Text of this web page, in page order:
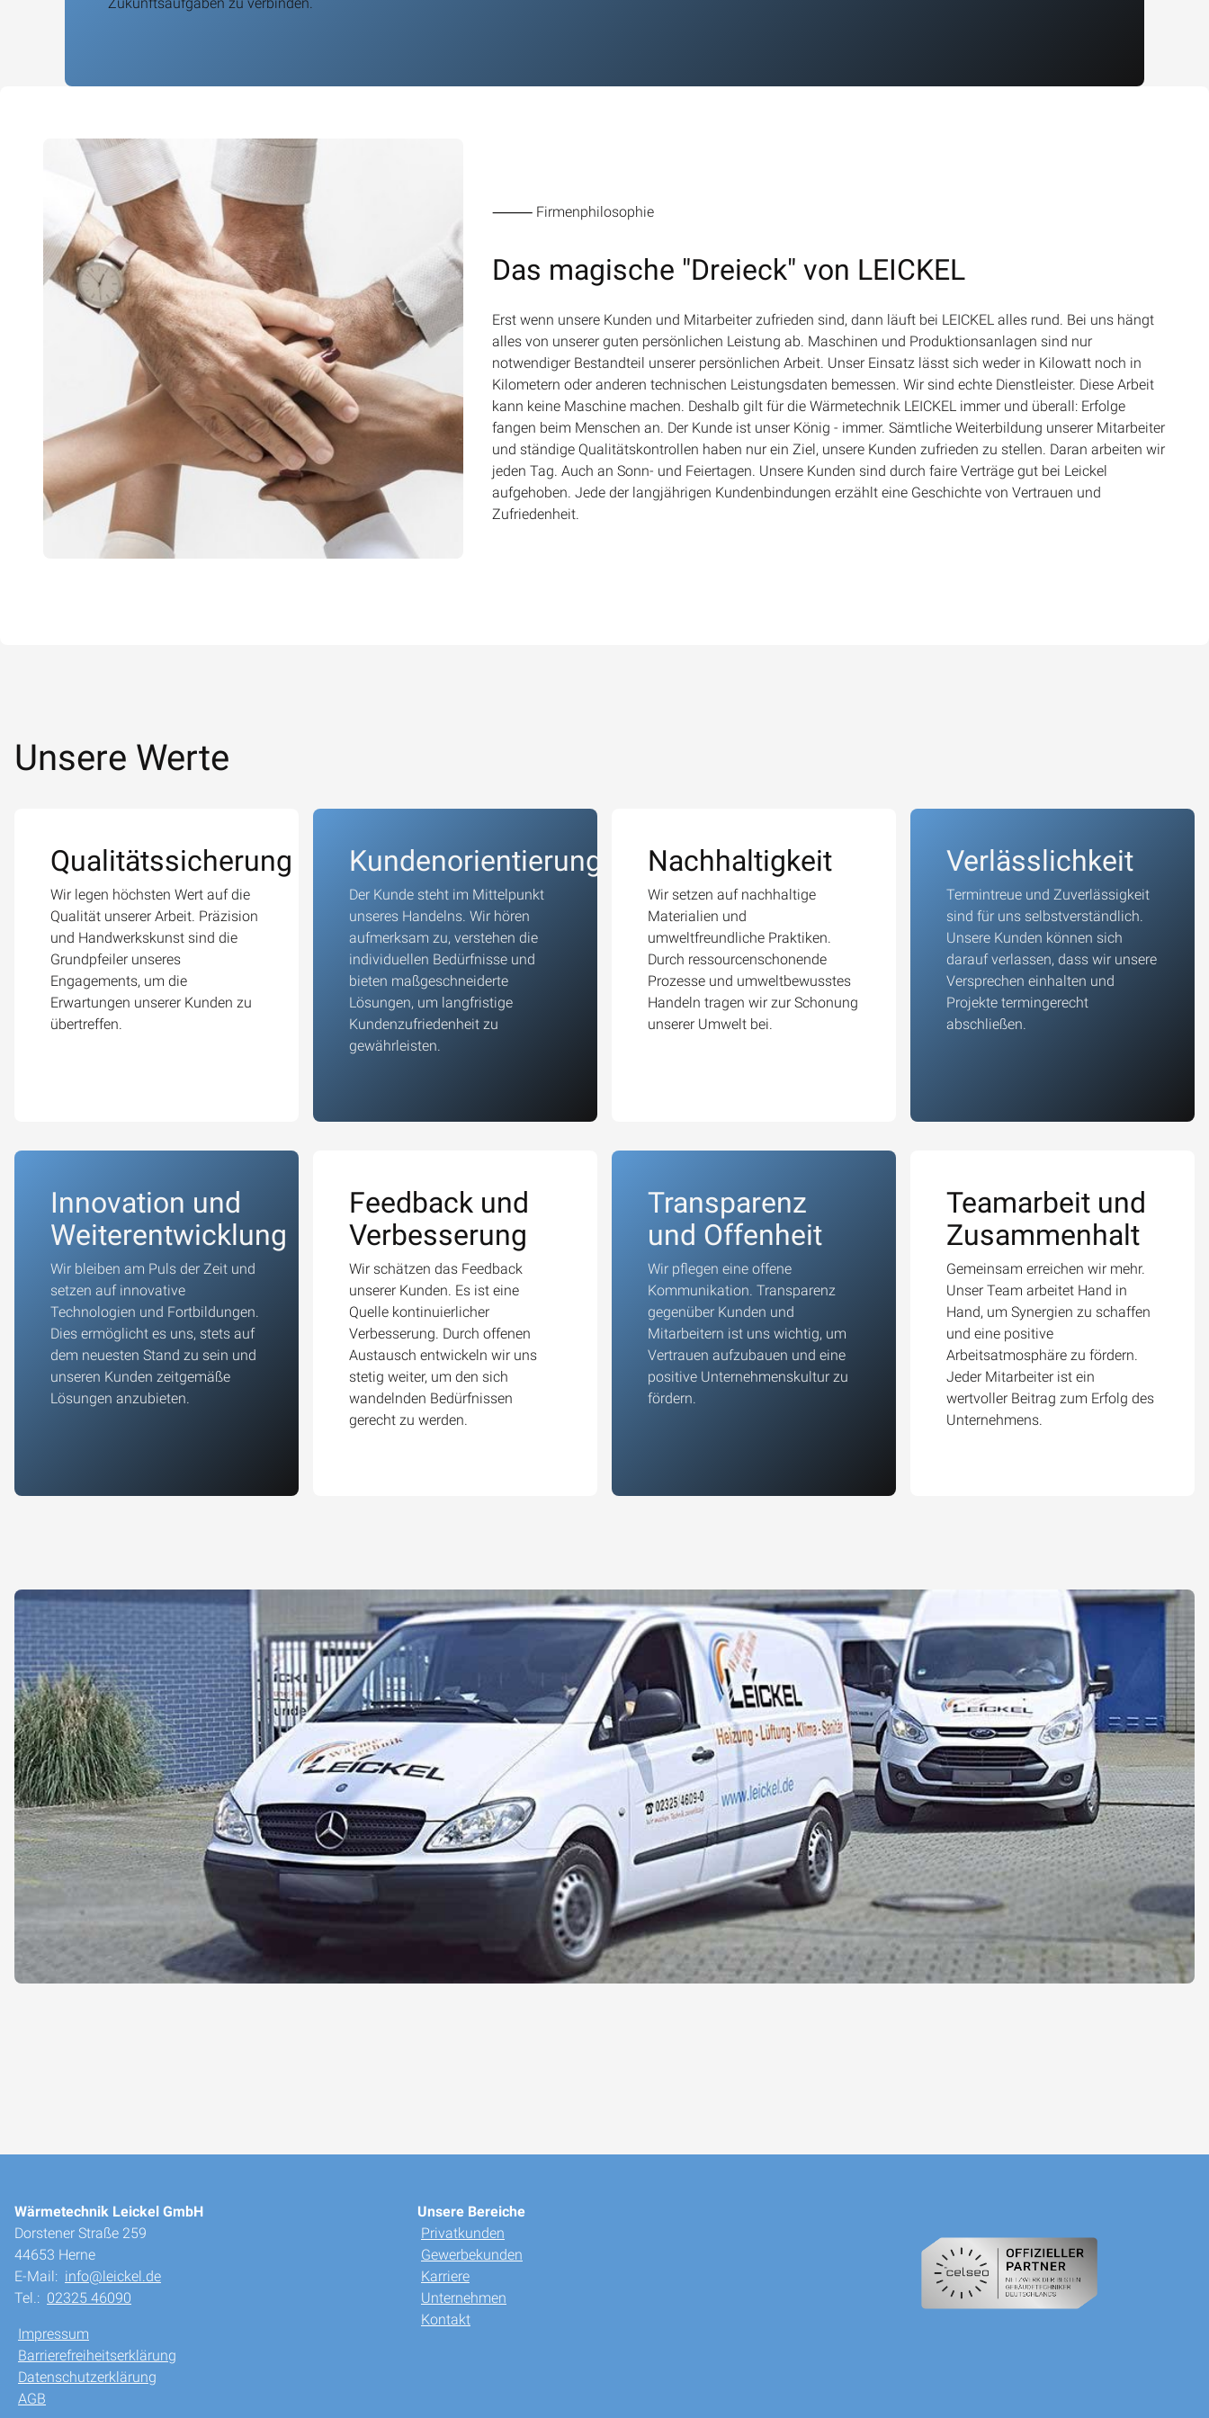
⸻ Firmenphilosophie
Das magische "Dreieck" von LEICKEL
Erst wenn unsere Kunden und Mitarbeiter zufrieden sind, dann läuft bei LEICKEL alles rund. Bei uns hängt
alles von unserer guten persönlichen Leistung ab. Maschinen und Produktionsanlagen sind nur
notwendiger Bestandteil unserer persönlichen Arbeit. Unser Einsatz lässt sich weder in Kilowatt noch in
Kilometern oder anderen technischen Leistungsdaten bemessen. Wir sind echte Dienstleister. Diese Arbeit
kann keine Maschine machen. Deshalb gilt für die Wärmetechnik LEICKEL immer und überall: Erfolge
fangen beim Menschen an. Der Kunde ist unser König - immer. Sämtliche Weiterbildung unserer Mitarbeiter
und ständige Qualitätskontrollen haben nur ein Ziel, unsere Kunden zufrieden zu stellen. Daran arbeiten wir
jeden Tag. Auch an Sonn- und Feiertagen. Unsere Kunden sind durch faire Verträge gut bei Leickel
aufgehoben. Jede der langjährigen Kundenbindungen erzählt eine Geschichte von Vertrauen und
Zufriedenheit.
Unsere Werte
Qualitätssicherung
Wir legen höchsten Wert auf die
Qualität unserer Arbeit. Präzision
und Handwerkskunst sind die
Grundpfeiler unseres
Engagements, um die
Erwartungen unserer Kunden zu
übertreffen.
Kundenorientierung
Der Kunde steht im Mittelpunkt
unseres Handelns. Wir hören
aufmerksam zu, verstehen die
individuellen Bedürfnisse und
bieten maßgeschneiderte
Lösungen, um langfristige
Kundenzufriedenheit zu
gewährleisten.
Nachhaltigkeit
Wir setzen auf nachhaltige
Materialien und
umweltfreundliche Praktiken.
Durch ressourcenschonende
Prozesse und umweltbewusstes
Handeln tragen wir zur Schonung
unserer Umwelt bei.
Verlässlichkeit
Termintreue und Zuverlässigkeit
sind für uns selbstverständlich.
Unsere Kunden können sich
darauf verlassen, dass wir unsere
Versprechen einhalten und
Projekte termingerecht
abschließen.
Innovation und
Weiterentwicklung
Wir bleiben am Puls der Zeit und
setzen auf innovative
Technologien und Fortbildungen.
Dies ermöglicht es uns, stets auf
dem neuesten Stand zu sein und
unseren Kunden zeitgemäße
Lösungen anzubieten.
Feedback und
Verbesserung
Wir schätzen das Feedback
unserer Kunden. Es ist eine
Quelle kontinuierlicher
Verbesserung. Durch offenen
Austausch entwickeln wir uns
stetig weiter, um den sich
wandelnden Bedürfnissen
gerecht zu werden.
Transparenz
und Offenheit
Wir pflegen eine offene
Kommunikation. Transparenz
gegenüber Kunden und
Mitarbeitern ist uns wichtig, um
Vertrauen aufzubauen und eine
positive Unternehmenskultur zu
fördern.
Teamarbeit und
Zusammenhalt
Gemeinsam erreichen wir mehr.
Unser Team arbeitet Hand in
Hand, um Synergien zu schaffen
und eine positive
Arbeitsatmosphäre zu fördern.
Jeder Mitarbeiter ist ein
wertvoller Beitrag zum Erfolg des
Unternehmens.
Wärmetechnik Leickel GmbH
Dorstener Straße 259
44653 Herne
E-Mail: info@leickel.de
Tel.: 02325 46090
Impressum
Barrierefreiheitserklärung
Datenschutzerklärung
AGB
Unsere Bereiche
Privatkunden
Gewerbekunden
Karriere
Unternehmen
Kontakt